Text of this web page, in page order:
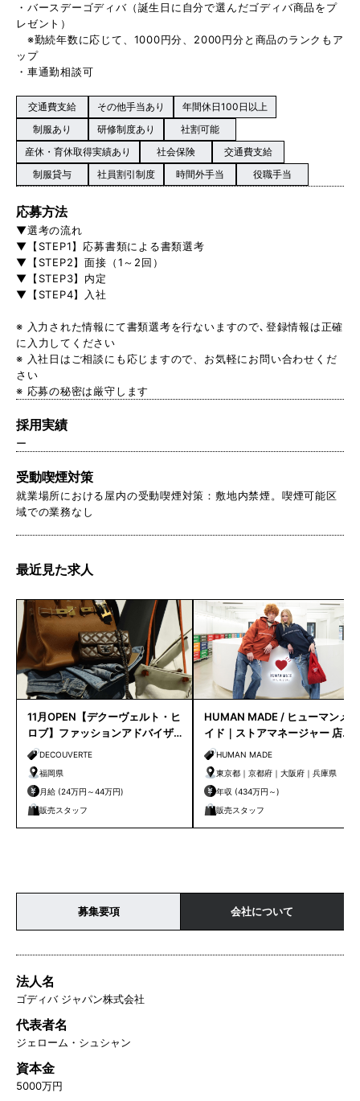
・バースデーゴディバ（誕生日に自分で選んだゴディバ商品をプ
レゼント）
※勤続年数に応じて、1000円分、2000円分と商品のランクもア
ップ
・車通勤相談可
交通費支給 その他手当あり
年間休日100日以上
制服あり
研修制度あり
社割可能
産休・育休取得実績あり
社会保険
交通費支給
制服貸与
社員割引制度 時間外手当 役職手当
応募方法
▼選考の流れ
▼【STEP1】応募書類による書類選考
▼【STEP2】面接（1～2回）
▼【STEP3】内定
▼【STEP4】入社
※ 入力された情報にて書類選考を行ないますので､登録情報は正確
に入力してください
※ 入社日はご相談にも応じますので、お気軽にお問い合わせくだ
さい
※ 応募の秘密は厳守します
採用実績
ー
受動喫煙対策
就業場所における屋内の受動喫煙対策：敷地内禁煙。喫煙可能区
域での業務なし
最近見た求人
11月OPEN【デクーヴェルト・ヒ
ロブ】ファッションアドバイザ
ー｜天神店
DECOUVERTE
福岡県
月給 (24万円～44万円)
販売スタッフ
HUMAN MADE / ヒューマンメ
イド｜ストアマネージャー 店長
候補HUMAN MADE
東京都｜京都府｜大阪府｜兵庫県
年収 (434万円～)
販売スタッフ
募集要項 会社について
法人名
ゴディバ ジャパン株式会社
代表者名
ジェローム・シュシャン
資本金
5000万円